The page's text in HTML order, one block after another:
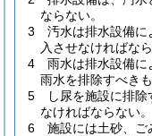
ならない。
3
汚水は排水設備に
入させなければなら
4
雨水は排水設備に
雨水を排除すべき
5
し尿を施設に排
なければならない。
6
施設には土砂、ご